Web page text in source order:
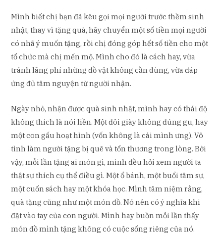
Mình biết chị bạn đã kêu gọi mọi người trước thềm sinh
nhật, thay vì tặng quà, hãy chuyển một số tiền mọi người
có nhã ý muốn tặng, rồi chị đóng góp hết số tiền cho một
tổ chức mà chị mến mộ. Mình cho đó là cách hay, vừa
tránh lãng phí những đồ vật không cần dùng, vừa đáp
ứng đủ tâm nguyện từ người nhận.
Ngày nhỏ, nhận được quà sinh nhật, mình hay có thái độ
không thích là nói liền. Một đôi giày không đúng gu, hay
một con gấu hoạt hình (vốn không là cái mình ưng). Vô
tình làm người tặng bị quê và tổn thương trong lòng. Bởi
vậy, mỗi lần tặng ai món gì, mình đều hỏi xem người ta
thật sự thích cụ thể điều gì. Một ổ bánh, một buổi tâm sự,
một cuốn sách hay một khóa học. Mình tâm niệm rằng,
quà tặng cũng như một món đồ. Nó nên có ý nghĩa khi
đặt vào tay của con người. Mình hay buồn mỗi lần thấy
món đồ mình tặng không có cuộc sống riêng của nó.